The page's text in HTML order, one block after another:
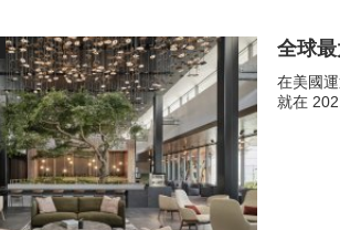
全球
在美國
就在